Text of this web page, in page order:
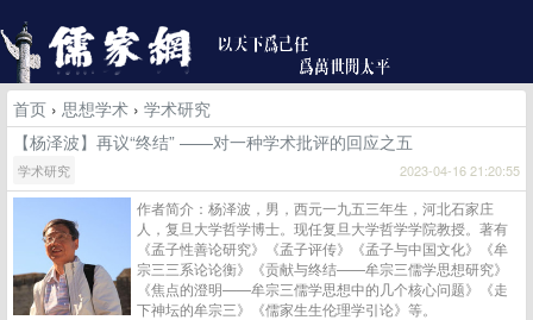
首页 › 思想学术 › 学术研究
【杨泽波】再议“终结” ——对一种学术批评的回应之五
学术研究 2023-04-16 21:20:55
作者简介：杨泽波，男，西元一九五三年生，河北石家庄
人，复旦大学哲学博士。现任复旦大学哲学学院教授。著有
《孟子性善论研究》《孟子评传》《孟子与中国文化》《牟
宗三三系论论衡》《贡献与终结——牟宗三儒学思想研究》
《焦点的澄明——牟宗三儒学思想中的几个核心问题》《走
下神坛的牟宗三》《儒家生生伦理学引论》等。